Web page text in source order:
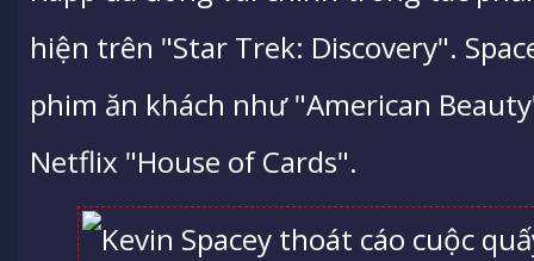
hiện trên "Star Trek: Discovery".
phim ăn khách như "American
Netflix "House of Cards".